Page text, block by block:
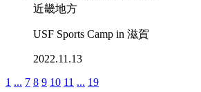
近畿地方
USF Sports Camp in 滋賀
2022.11.13
1 ... 7 8 9 10 11 ... 19